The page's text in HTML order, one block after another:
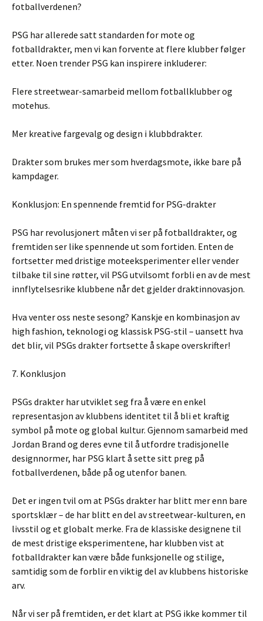
fotballverdenen?
PSG har allerede satt standarden for mote og
fotballdrakter, men vi kan forvente at flere klubber følger
etter. Noen trender PSG kan inspirere inkluderer:
Flere streetwear-samarbeid mellom fotballklubber og
motehus.
Mer kreative fargevalg og design i klubbdrakter.
Drakter som brukes mer som hverdagsmote, ikke bare på
kampdager.
Konklusjon: En spennende fremtid for PSG-drakter
PSG har revolusjonert måten vi ser på fotballdrakter, og
fremtiden ser like spennende ut som fortiden. Enten de
fortsetter med dristige moteeksperimenter eller vender
tilbake til sine røtter, vil PSG utvilsomt forbli en av de mest
innflytelsesrike klubbene når det gjelder draktinnovasjon.
Hva venter oss neste sesong? Kanskje en kombinasjon av
high fashion, teknologi og klassisk PSG-stil – uansett hva
det blir, vil PSGs drakter fortsette å skape overskrifter!
7. Konklusjon
PSGs drakter har utviklet seg fra å være en enkel
representasjon av klubbens identitet til å bli et kraftig
symbol på mote og global kultur. Gjennom samarbeid med
Jordan Brand og deres evne til å utfordre tradisjonelle
designnormer, har PSG klart å sette sitt preg på
fotballverdenen, både på og utenfor banen.
Det er ingen tvil om at PSGs drakter har blitt mer enn bare
sportsklær – de har blitt en del av streetwear-kulturen, en
livsstil og et globalt merke. Fra de klassiske designene til
de mest dristige eksperimentene, har klubben vist at
fotballdrakter kan være både funksjonelle og stilige,
samtidig som de forblir en viktig del av klubbens historiske
arv.
Når vi ser på fremtiden, er det klart at PSG ikke kommer til